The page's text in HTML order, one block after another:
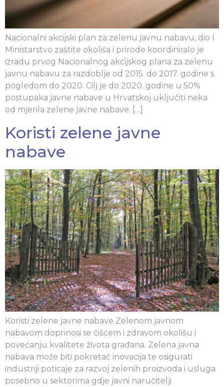
Nacionalni akcijski plan za zelenu javnu nabavu, dio I
Ministarstvo zaštite okoliša i prirode koordiniralo je
izradu prvog Nacionalnog akcijskog plana za zelenu
javnu nabavu za razdoblje od 2015. do 2017. godine s
pogledom do 2020. Cilj je do 2020. godine u 50%
postupaka javne nabave u Hrvatskoj uključiti neka
od mjerila zelene javne nabave. […]
Koristi zelene javne
nabave
Koristi zelene javne nabave Zelenom javnom
nabavom doprinosi se čišćem i zdravom okolišu i
povećanju kvalitete života građana. Zelena javna
nabava može biti pokretač inovacija te osigurati
industriji poticaje za razvoj zelenih proizvoda i usluga
posebno u sektorima gdje javni naručitelji